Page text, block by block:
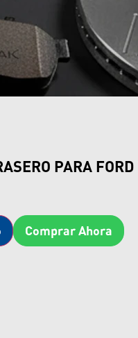
PARA
Comprar Ahora